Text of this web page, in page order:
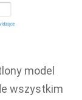
model
wszystkim